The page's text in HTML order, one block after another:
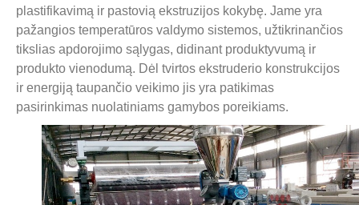
plastifikavimą ir pastovią ekstruzijos kokybę. Jame yra
pažangios temperatūros valdymo sistemos, užtikrinančios
tikslias apdorojimo sąlygas, didinant produktyvumą ir
produkto vienodumą. Dėl tvirtos ekstruderio konstrukcijos
ir energiją taupančio veikimo jis yra patikimas
pasirinkimas nuolatiniams gamybos poreikiams.